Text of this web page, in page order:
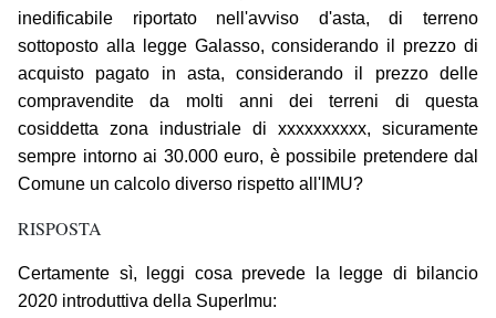
inedificabile riportato nell'avviso d'asta, di terreno
sottoposto alla legge Galasso, considerando il prezzo di
acquisto pagato in asta, considerando il prezzo delle
compravendite da molti anni dei terreni di questa
cosiddetta zona industriale di xxxxxxxxxx, sicuramente
sempre intorno ai 30.000 euro, è possibile pretendere dal
Comune un calcolo diverso rispetto all'IMU?
RISPOSTA
Certamente sì, leggi cosa prevede la legge di bilancio
2020 introduttiva della SuperImu: